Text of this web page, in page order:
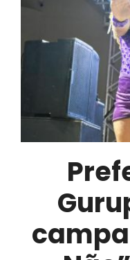
na
estrutura
do
Carnaval
de
Gurupi